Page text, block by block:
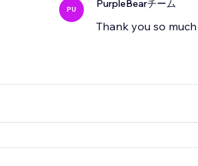
PU PurpleBearチーム
Thank you so